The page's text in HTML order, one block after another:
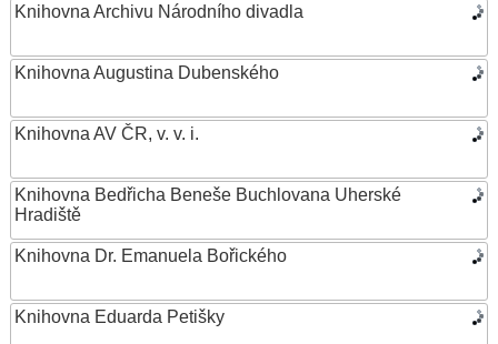
Knihovna Archivu Národního divadla
Knihovna Augustina Dubenského
Knihovna AV ČR, v. v. i.
Knihovna Bedřicha Beneše Buchlovana Uherské
Hradiště
Knihovna Dr. Emanuela Bořického
Knihovna Eduarda Petišky